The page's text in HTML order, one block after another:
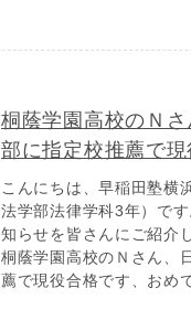
桐蔭学園高校のＮ
部に指定校推薦で現
こんにちは、早稲田塾横
法学部法律学科3年）で
知らせを皆さんにご紹介
桐蔭学園高校のＮさん、
薦で現役合格です、おめ